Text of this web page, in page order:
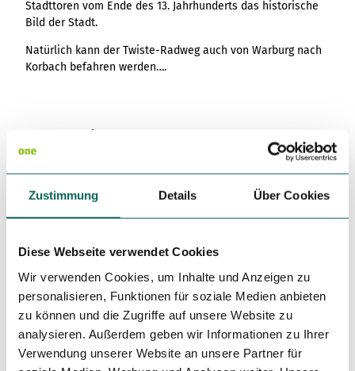
Zustimmung Details Über Cookies
Diese Webseite verwendet Cookies
Wir verwenden Cookies, um Inhalte und Anzeigen zu
personalisieren, Funktionen für soziale Medien anbieten
zu können und die Zugriffe auf unsere Website zu
analysieren. Außerdem geben wir Informationen zu Ihrer
Verwendung unserer Website an unsere Partner für
Stadttoren vom Ende des 13. Jahrhunderts das historische
Bild der Stadt.
Natürlich kann der Twiste-Radweg auch von Warburg nach
Korbach befahren werden….
Wegebeläge
Unbekannt (5%)
Asphalt
Schotter (5%)
Beste Jahreszeit
geeignet wetterabhängig
Jan